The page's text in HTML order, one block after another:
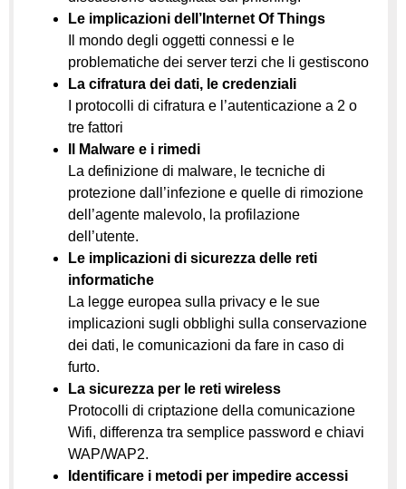
Le implicazioni dell’Internet Of Things
Il mondo degli oggetti connessi e le
problematiche dei server terzi che li gestiscono
La cifratura dei dati, le credenziali
I protocolli di cifratura e l’autenticazione a 2 o
tre fattori
Il Malware e i rimedi
La definizione di malware, le tecniche di
protezione dall’infezione e quelle di rimozione
dell’agente malevolo, la profilazione
dell’utente.
Le implicazioni di sicurezza delle reti
informatiche
La legge europea sulla privacy e le sue
implicazioni sugli obblighi sulla conservazione
dei dati, le comunicazioni da fare in caso di
furto.
La sicurezza per le reti wireless
Protocolli di criptazione della comunicazione
Wifi, differenza tra semplice password e chiavi
WAP/WAP2.
Identificare i metodi per impedire accessi